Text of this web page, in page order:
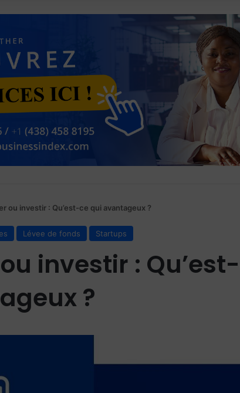
ou investir : Qu’est-ce qui avantageux ?
Lévee de fonds Startups
investir :
?